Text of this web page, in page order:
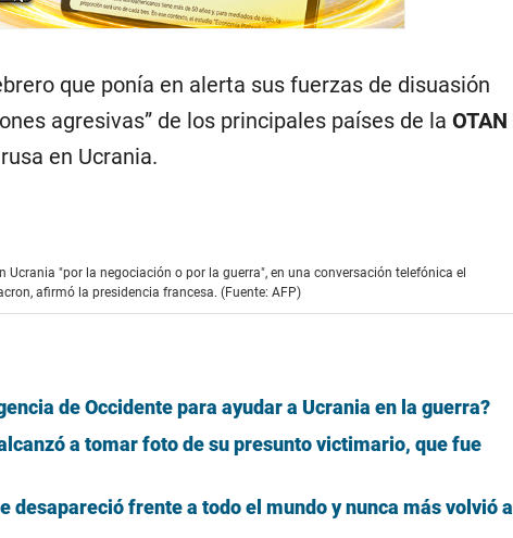
que ponía en alerta sus fuerzas de disuasión
agresivas” de los principales países de la OTAN
en Ucrania.
"por la negociación o por la guerra", en una conversación telefónica el
afirmó la presidencia francesa. (Fuente: AFP)
de Occidente para ayudar a Ucrania en la guerra?
a tomar foto de su presunto victimario, que fue
desapareció frente a todo el mundo y nunca más volvió a